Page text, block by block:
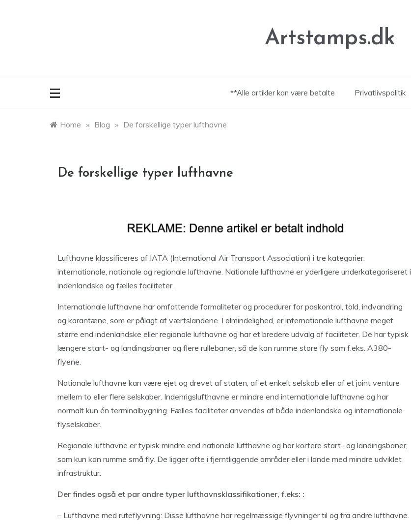
Artstamps.dk
**Alle artikler kan være betalte Privatlivspolitik
Home » Blog » De forskellige typer lufthavne
De forskellige typer lufthavne
Lufthavne klassificeres af IATA (International Air Transport Association) i tre kategorier:
internationale, nationale og regionale lufthavne. Nationale lufthavne er yderligere underkategoriseret i
indenlandske og fælles faciliteter.
Internationale lufthavne har omfattende formaliteter og procedurer for paskontrol, told, indvandring
og karantæne, som er pålagt af værtslandene. I almindelighed, er internationale lufthavne meget
større end indenlandske eller regionale lufthavne og har et bredere udvalg af faciliteter. De har typisk
længere start- og landingsbaner og flere rullebaner, så de kan rumme store fly som f.eks. A380-
flyene.
Nationale lufthavne kan være ejet og drevet af staten, af et enkelt selskab eller af et joint venture
mellem to eller flere selskaber. Indenrigslufthavne er mindre end internationale lufthavne og har
normalt kun én terminalbygning. Fælles faciliteter anvendes af både indenlandske og internationale
flyselskaber.
Regionale lufthavne er typisk mindre end nationale lufthavne og har kortere start- og landingsbaner,
som kun kan rumme små fly. De ligger ofte i fjerntliggende områder eller i lande med mindre udviklet
infrastruktur.
Der findes også et par andre typer lufthavnsklassifikationer, f.eks: :
– Lufthavne med ruteflyvning: Disse lufthavne har regelmæssige flyvninger til og fra andre lufthavne.